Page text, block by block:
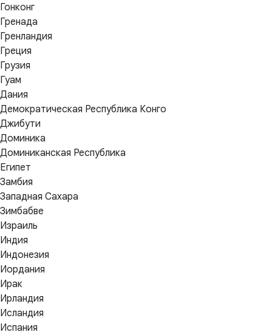
Гонконг
Гренада
Гренландия
Греция
Грузия
Гуам
Дания
Демократическая Республика Конго
Джибути
Доминика
Доминиканская Республика
Египет
Замбия
Западная Сахара
Зимбабве
Израиль
Индия
Индонезия
Иордания
Ирак
Ирландия
Исландия
Испания